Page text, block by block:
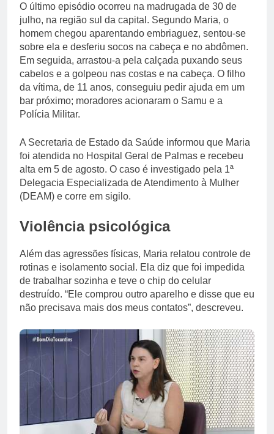
O último episódio ocorreu na madrugada de 30 de
julho, na região sul da capital. Segundo Maria, o
homem chegou aparentando embriaguez, sentou-se
sobre ela e desferiu socos na cabeça e no abdômen.
Em seguida, arrastou-a pela calçada puxando seus
cabelos e a golpeou nas costas e na cabeça. O filho
da vítima, de 11 anos, conseguiu pedir ajuda em um
bar próximo; moradores acionaram o Samu e a
Polícia Militar.
A Secretaria de Estado da Saúde informou que Maria
foi atendida no Hospital Geral de Palmas e recebeu
alta em 5 de agosto. O caso é investigado pela 1ª
Delegacia Especializada de Atendimento à Mulher
(DEAM) e corre em sigilo.
Violência psicológica
Além das agressões físicas, Maria relatou controle de
rotinas e isolamento social. Ela diz que foi impedida
de trabalhar sozinha e teve o chip do celular
destruído. “Ele comprou outro aparelho e disse que eu
não precisava mais dos meus contatos”, descreveu.